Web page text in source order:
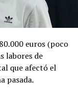
a su
las principales
euros (poco
labores de
que afectó el
pasada.